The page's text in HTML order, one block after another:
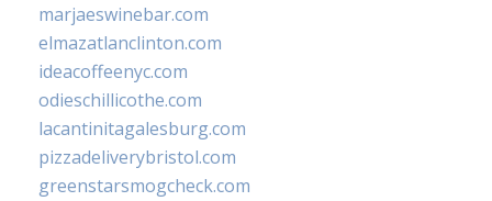
marjaeswinebar.com
elmazatlanclinton.com
ideacoffeenyc.com
odieschillicothe.com
lacantinitagalesburg.com
pizzadeliverybristol.com
greenstarsmogcheck.com